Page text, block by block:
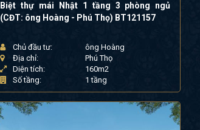
Biệt thự mái Nhật 1 tầng 3 phòng ngủ
(CĐT: ông Hoàng - Phú Thọ) BT121157
Chủ đầu tư:
ông Hoàng
Địa chỉ:
Phú Thọ
Diện tích:
160m2
Số tầng:
1 tầng